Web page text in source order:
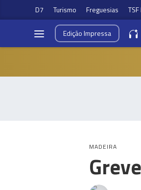
D7 Turismo Freguesias
EdiçãoImpressa
MADEIRA